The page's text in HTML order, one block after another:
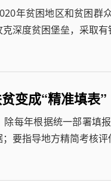
年贫困地区和贫困群
深度贫困堡垒，采取有
变成“精准填表”
除每年根据统一部署填
要指导地方精简考核